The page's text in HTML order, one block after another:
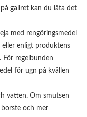
gallret kan du låta det
med rengöringsmedel
enligt produktens
regelbunden
för ugn på kvällen
vatten. Om smutsen
och mer